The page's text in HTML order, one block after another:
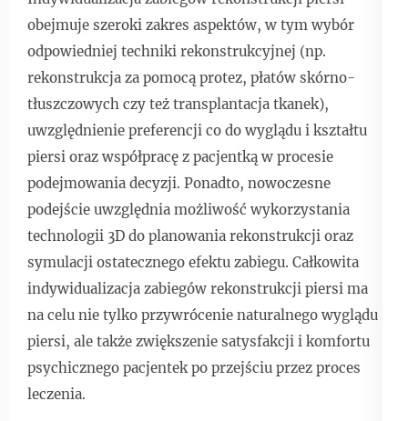
obejmuje szeroki zakres aspektów, w tym wybór
odpowiedniej techniki rekonstrukcyjnej (np.
rekonstrukcja za pomocą protez, płatów skórno-
tłuszczowych czy też transplantacja tkanek),
uwzględnienie preferencji co do wyglądu i kształtu
piersi oraz współpracę z pacjentką w procesie
podejmowania decyzji. Ponadto, nowoczesne
podejście uwzględnia możliwość wykorzystania
technologii 3D do planowania rekonstrukcji oraz
symulacji ostatecznego efektu zabiegu. Całkowita
indywidualizacja zabiegów rekonstrukcji piersi ma
na celu nie tylko przywrócenie naturalnego wyglądu
piersi, ale także zwiększenie satysfakcji i komfortu
psychicznego pacjentek po przejściu przez proces
leczenia.